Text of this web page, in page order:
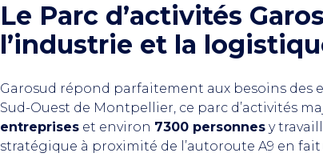
Le Parc d’activités
l’industrie et la
Garosud répond parfaitement aux besoins des
Sud-Ouest de Montpellier, ce parc d’activités
entreprises et environ 7300 personnes y
stratégique à proximité de l’autoroute A9 en